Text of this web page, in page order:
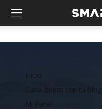
Inicio
Gana dinero con tu Blog
Mi Panel